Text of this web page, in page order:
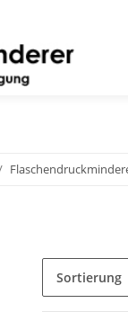
Sortierung